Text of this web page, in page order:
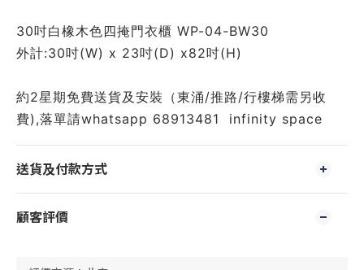
30吋白橡木色四掩門衣櫃 WP-04-BW30
外計:30吋(W) x 23吋(D) x82吋(H)
約2星期免費送貨及安裝（東涌/推路/行樓梯需另收
費),落單請whatsapp 68913481  infinity space
送貨及付款方式
顧客評價